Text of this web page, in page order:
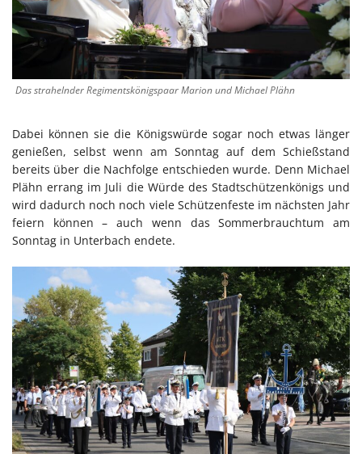
Das strahelnder Regimentskönigspaar Marion und Michael Plähn
Dabei können sie die Königswürde sogar noch etwas länger
genießen, selbst wenn am Sonntag auf dem Schießstand
bereits über die Nachfolge entschieden wurde. Denn Michael
Plähn errang im Juli die Würde des Stadtschützenkönigs und
wird dadurch noch noch viele Schützenfeste im nächsten Jahr
feiern können – auch wenn das Sommerbrauchtum am
Sonntag in Unterbach endete.